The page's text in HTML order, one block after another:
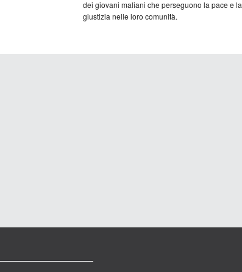
dei giovani maliani che perseguono la pace e la
giustizia nelle loro comunità.